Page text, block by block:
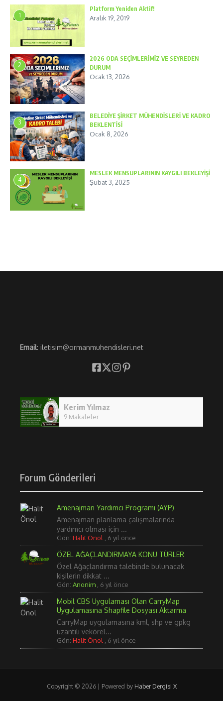
1
Platform Yeniden Aktif!
Aralık 19, 2019
2
2026 ODA SEÇİMLERİMİZ VE SEYREDEN
DURUM
Ocak 13, 2026
3
BELEDİYE ŞİRKET MÜHENDİSLERİ VE KADRO
BEKLENTİSİ
Ocak 8, 2026
4
MESLEK MENSUPLARININ KAYGILI BEKLEYİŞİ
Şubat 3, 2025
Email: iletisim@ormanmuhendisleri.net
Kerim Yılmaz
9 Makaleler
Forum Gönderileri
Amenajman Yardımcı Programı (AYP)
Amenajman planlama çalışmalarında
yardımcı olması için ...
Gön:Halit Önol , 6 yıl önce
ÖZEL AĞAÇLANDIRMAYA KONU TÜRLER
Özel Ağaçlandırma talebinde bulunacak
kişilerin dikkat ...
Gön:Anonim , 6 yıl önce
Mobil CBS Uygulaması Olan CarryMap
Uygulamasına Shapfile Dosyası Aktarma
CarryMap uygulamasına kml, shp ve gpkg
uzantılı vekörel...
Gön:Halit Önol , 6 yıl önce
Copyright © 2026 | Powered by Haber Dergisi X